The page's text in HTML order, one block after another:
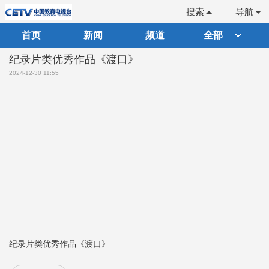
导航
搜索
首页 新闻 频道 全部
纪录片类优秀作品《渡口》
2024-12-30 11:55
纪录片类优秀作品《渡口》